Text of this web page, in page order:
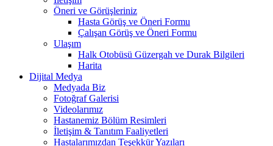
Öneri ve Görüşleriniz
Hasta Görüş ve Öneri Formu
Çalışan Görüş ve Öneri Formu
Ulaşım
Halk Otobüsü Güzergah ve Durak Bilgileri
Harita
Dijital Medya
Medyada Biz
Fotoğraf Galerisi
Videolarımız
Hastanemiz Bölüm Resimleri
İletişim & Tanıtım Faaliyetleri
Hastalarımızdan Teşekkür Yazıları